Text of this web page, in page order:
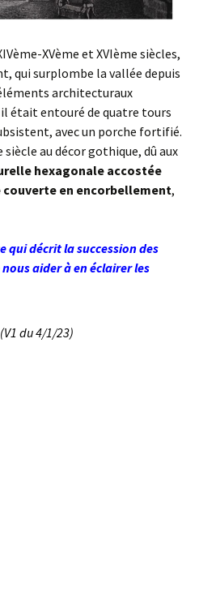
XVème et XVIème siècles,
qui surplombe la vallée depuis
architecturaux
était entouré de quatre tours
avec un porche fortifié.
siècle au décor gothique, dû aux
hexagonale accostée
couverte en encorbellement,
qui décrit la succession des
aider à en éclairer les
(V1 du 4/1/23)